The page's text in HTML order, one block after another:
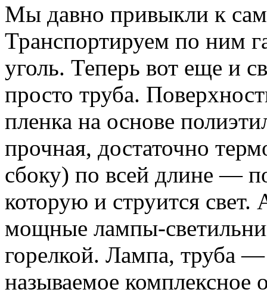
Мы давно привыкли к
Транспортируем по ним
уголь. Теперь вот еще и
просто труба.
пленка на основе
прочная, достаточно
сбоку) по всей длине —
которую и струится свет.
мощные лампы-
горелкой. Лампа, труба —
называемое комплексное